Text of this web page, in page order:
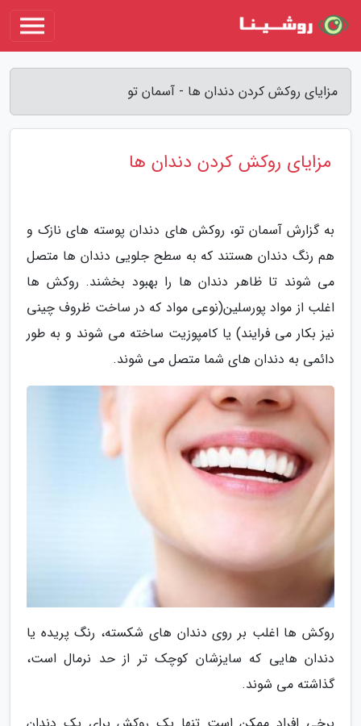
مزایای روکش کردن دندان ها - آسمان تو
مزایای روکش کردن دندان ها
به گزارش آسمان تو، روکش های دندان پوسته های نازک و
هم رنگ دندان هستند که به سطح جلویی دندان ها متصل
می شوند تا ظاهر دندان ها را بهبود بخشند. روکش ها
اغلب از مواد پورسلین(نوعی مواد که در ساخت ظروف چینی
نیز بکار می فرایند) یا کامپوزیت ساخته می شوند و به طور
دائمی به دندان های شما متصل می شوند.
روکش ها اغلب بر روی دندان های شکسته، رنگ پریده یا
دندان هایی که سایزشان کوچک تر از حد نرمال است،
گذاشته می شوند.